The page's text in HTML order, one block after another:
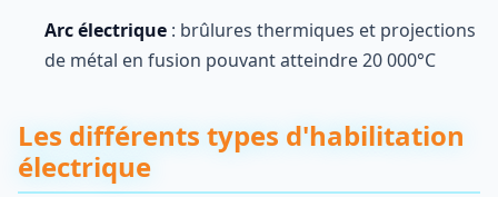
Arc électrique : brûlures thermiques et projections
de métal en fusion pouvant atteindre 20 000°C
Les différents types d'habilitation
électrique